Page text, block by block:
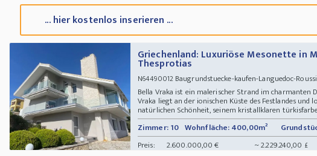
... hier kostenlos inserieren ...
Griechenland: Luxuriöse Mesonette in
Thesprotias
N64490012Baugrundstuecke-kaufen-Languedoc-
Bella Vraka ist ein malerischer Strand im charmanten
Vraka liegt an der ionischen Küste des Festlandes und
natürlichen Schönheit, seinem kristallklaren
Zimmer: 10 Wohnfläche: 400,00m²
Preis:
2.600.000,00 € ~ 2.229.240,00 £